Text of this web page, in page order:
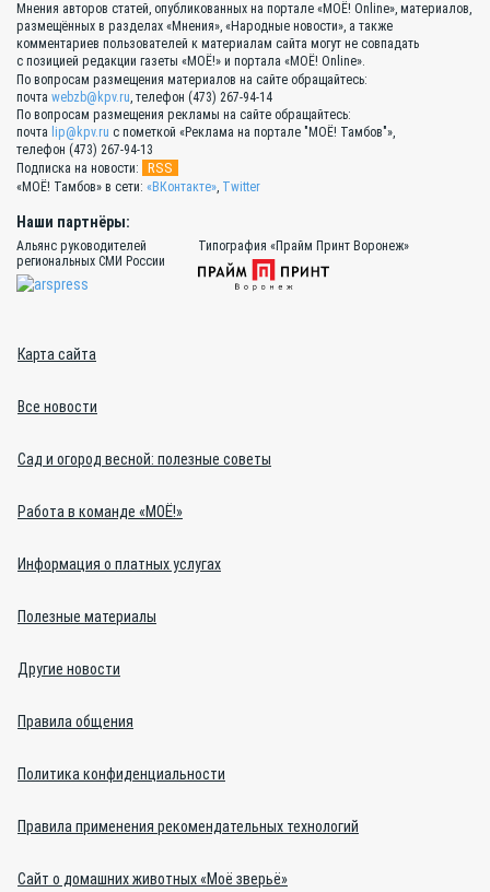
Мнения авторов статей, опубликованных на портале «МОЁ! Online», материалов,
размещённых в разделах «Мнения», «Народные новости», а также
комментариев пользователей к материалам сайта могут не совпадать
с позицией редакции газеты «МОЁ!» и портала «МОЁ! Online».
По вопросам размещения материалов на сайте обращайтесь:
почта webzb@kpv.ru, телефон (473) 267-94-14
По вопросам размещения рекламы на сайте обращайтесь:
почта lip@kpv.ru с пометкой «Реклама на портале "МОЁ! Тамбов"»,
телефон (473) 267-94-13
Подписка на новости:
RSS
«МОЁ! Тамбов» в сети: «ВКонтакте», Twitter
Наши партнёры:
Альянс руководителей
региональных СМИ России
Типография «Прайм Принт Воронеж»
Карта сайта
Все новости
Сад и огород весной: полезные советы
Работа в команде «МОЁ!»
Информация о платных услугах
Полезные материалы
Другие новости
Правила общения
Политика конфиденциальности
Правила применения рекомендательных технологий
Сайт о домашних животных «Моё зверьё»